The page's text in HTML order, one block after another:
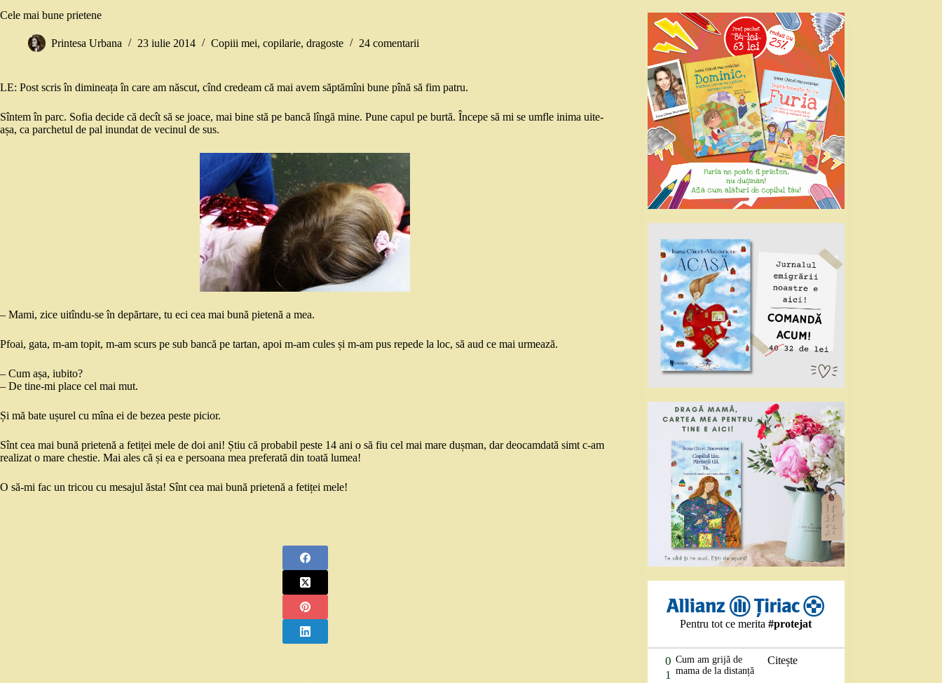
Cele mai bune prietene
Printesa Urbana 23 iulie 2014 Copiii mei, copilarie, dragoste 24 comentarii
LE: Post scris în dimineața în care am născut, cînd credeam că mai avem săptămîni bune pînă să fim patru.
Sîntem în parc. Sofia decide că decît să se joace, mai bine stă pe bancă lîngă mine. Pune capul pe burtă. Începe să mi se umfle inima uite-
așa, ca parchetul de pal inundat de vecinul de sus.
– Mami, zice uitîndu-se în depărtare, tu eci cea mai bună pietenă a mea.
Pfoai, gata, m-am topit, m-am scurs pe sub bancă pe tartan, apoi m-am cules și m-am pus repede la loc, să aud ce mai urmează.
– Cum așa, iubito?
– De tine-mi place cel mai mut.
Și mă bate ușurel cu mîna ei de bezea peste picior.
Sînt cea mai bună prietenă a fetiței mele de doi ani! Știu că probabil peste 14 ani o să fiu cel mai mare dușman, dar deocamdată simt c-am
realizat o mare chestie. Mai ales că și ea e persoana mea preferată din toată lumea!
O să-mi fac un tricou cu mesajul ăsta! Sînt cea mai bună prietenă a fetiței mele!
Pentru tot ce merita#protejat
0
1
Cum am grijă de
mama de la distanță
Citește